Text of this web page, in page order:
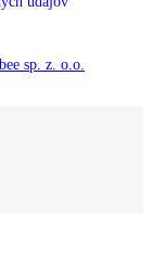
sp. z. o.o.